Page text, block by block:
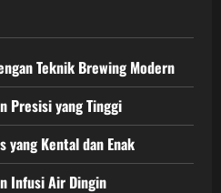
Teknik Brewing Modern
Presisi yang Tinggi
yang Kental dan Enak
Infusi Air Dingin